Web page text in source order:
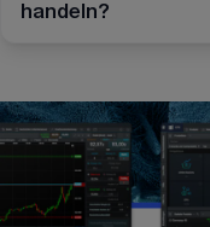
handeln?